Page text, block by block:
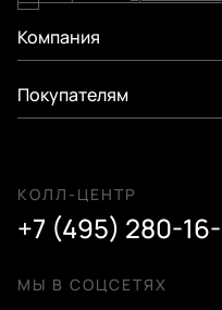
Компания
Покупателям
КОЛЛ-ЦЕНТР
+7 (495) 280-
МЫ В СОЦСЕТЯХ